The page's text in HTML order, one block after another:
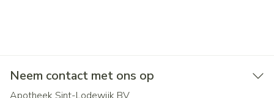
Neem contact met ons op